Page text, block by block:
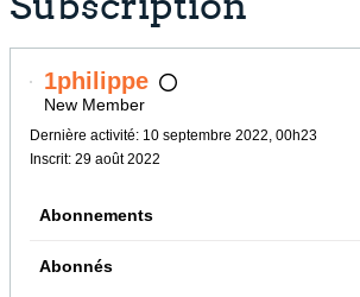
1philippe
New Member
Dernière activité: 10 septembre 2022, 00h23
Inscrit: 29 août 2022
Abonnements
Abonnés